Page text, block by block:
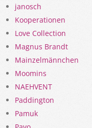
janosch
Kooperationen
Love Collection
Magnus Brandt
Mainzelmännchen
Moomins
NAEHVENT
Paddington
Pamuk